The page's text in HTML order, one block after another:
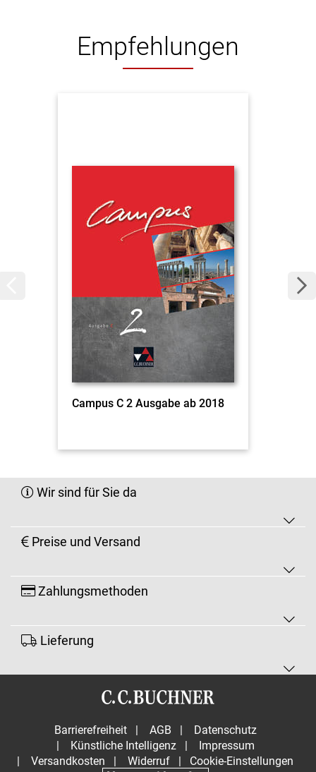
Empfehlungen
Campus C 2 Ausgabe ab 2018
Wir sind für Sie da
Preise und Versand
Zahlungsmethoden
Lieferung
Barrierefreiheit | AGB |
Datenschutz
|
Künstliche Intelligenz |
Impressum
|
Versandkosten | Widerruf |
Cookie-Einstellungen